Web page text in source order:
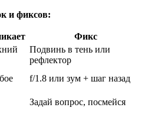
и фиксов:
Фикс
Подвинь в тень или
рефлектор
f/1.8 или зум + шаг назад
Задай вопрос, посмейся